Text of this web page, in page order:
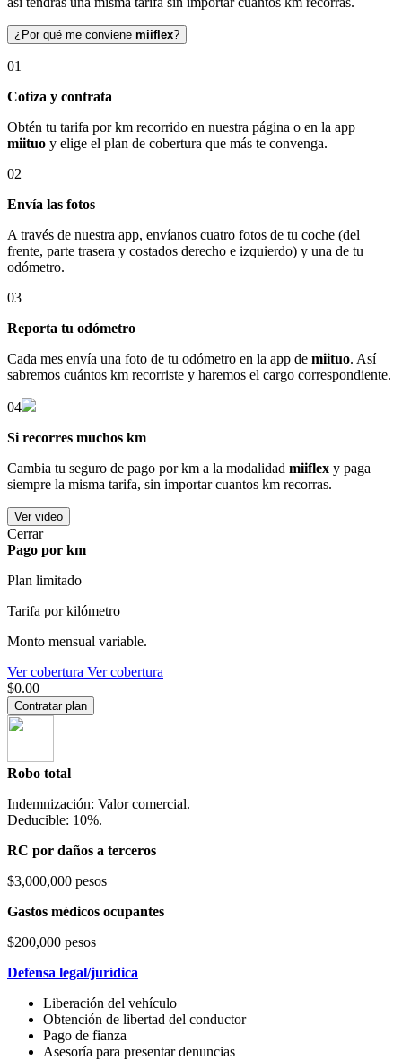
¿Por qué me conviene miiflex?
01
Cotiza y contrata
Obtén tu tarifa por km recorrido en nuestra página o en la app
miituo y elige el plan de cobertura que más te convenga.
02
Envía las fotos
A través de nuestra app, envíanos cuatro fotos de tu coche (del
frente, parte trasera y costados derecho e izquierdo) y una de tu
odómetro.
03
Reporta tu odómetro
Cada mes envía una foto de tu odómetro en la app de miituo. Así
sabremos cuántos km recorriste y haremos el cargo correspondiente.
04
Si recorres muchos km
Cambia tu seguro de pago por km a la modalidad miiflex y paga
siempre la misma tarifa, sin importar cuantos km recorras.
Ver video
Cerrar
Pago por km
Plan limitado
Tarifa por kilómetro
Monto mensual variable.
Ver cobertura Ver cobertura
$0.00
Contratar plan
Robo total
Indemnización: Valor comercial.
Deducible: 10%.
RC por daños a terceros
$3,000,000 pesos
Gastos médicos ocupantes
$200,000 pesos
Defensa legal/jurídica
Liberación del vehículo
Obtención de libertad del conductor
Pago de fianza
Asesoría para presentar denuncias